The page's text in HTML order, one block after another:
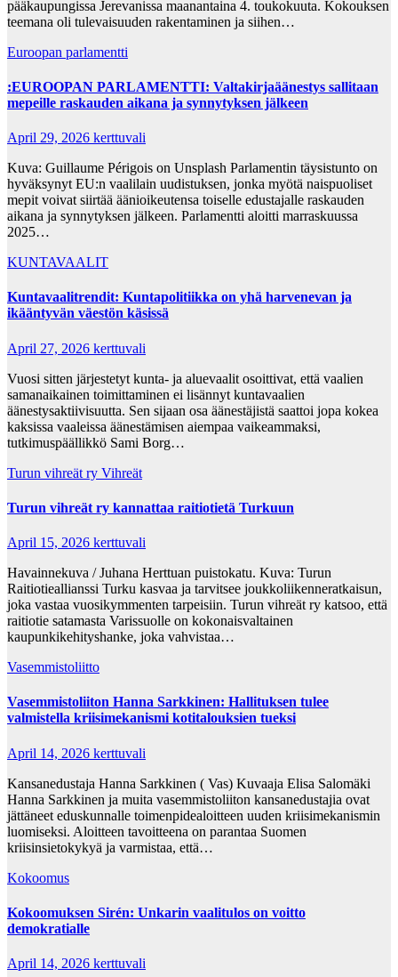
pääkaupungissa Jerevanissa maanantaina 4. toukokuuta. Kokouksen
teemana oli tulevaisuuden rakentaminen ja siihen…
Euroopan parlamentti
:EUROOPAN PARLAMENTTI: Valtakirjaäänestys sallitaan
mepeille raskauden aikana ja synnytyksen jälkeen
April 29, 2026 kerttuvali
Kuva: Guillaume Périgois on Unsplash Parlamentin täysistunto on
hyväksynyt EU:n vaalilain uudistuksen, jonka myötä naispuoliset
mepit voivat siirtää äänioikeutensa toiselle edustajalle raskauden
aikana ja synnytyksen jälkeen. Parlamentti aloitti marraskuussa
2025…
KUNTAVAALIT
Kuntavaalitrendit: Kuntapolitiikka on yhä harvenevan ja
ikääntyvän väestön käsissä
April 27, 2026 kerttuvali
Vuosi sitten järjestetyt kunta- ja aluevaalit osoittivat, että vaalien
samanaikainen toimittaminen ei lisännyt kuntavaalien
äänestysaktiivisuutta. Sen sijaan osa äänestäjistä saattoi jopa kokea
kaksissa vaaleissa äänestämisen aiempaa vaikeammaksi,
tutkimuspäällikkö Sami Borg…
Turun vihreät ry Vihreät
Turun vihreät ry kannattaa raitiotietä Turkuun
April 15, 2026 kerttuvali
Havainnekuva / Juhana Herttuan puistokatu. Kuva: Turun
Raitiotieallianssi Turku kasvaa ja tarvitsee joukkoliikenneratkaisun,
joka vastaa vuosikymmenten tarpeisiin. Turun vihreät ry katsoo, että
raitiotie satamasta Varissuolle on kokonaisvaltainen
kaupunkikehityshanke, joka vahvistaa…
Vasemmistoliitto
Vasemmistoliiton Hanna Sarkkinen: Hallituksen tulee
valmistella kriisimekanismi kotitalouksien tueksi
April 14, 2026 kerttuvali
Kansanedustaja Hanna Sarkkinen ( Vas) Kuvaaja Elisa Salomäki
Hanna Sarkkinen ja muita vasemmistoliiton kansanedustajia ovat
jättäneet eduskunnalle toimenpidealoitteen uuden kriisimekanismin
luomiseksi. Aloitteen tavoitteena on parantaa Suomen
kriisinsietokykyä ja varmistaa, että…
Kokoomus
Kokoomuksen Sirén: Unkarin vaalitulos on voitto
demokratialle
April 14, 2026 kerttuvali